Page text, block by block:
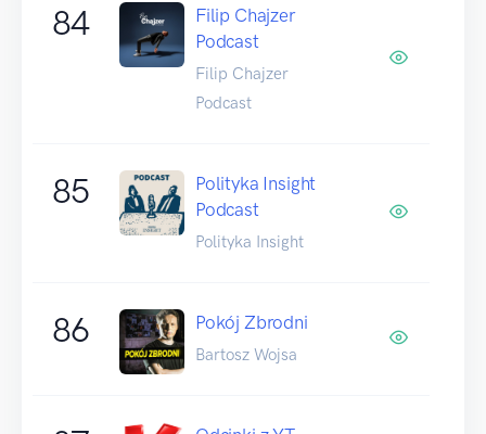
84
Filip Chajzer
Podcast
Filip Chajzer
Podcast
85
Polityka Insight
Podcast
Polityka Insight
86 Pokój Zbrodni
Bartosz Wojsa